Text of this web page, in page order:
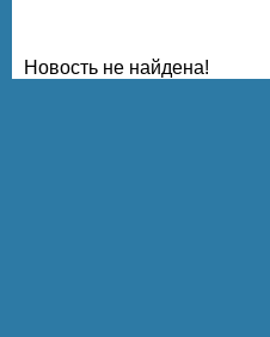
Новость не найдена!